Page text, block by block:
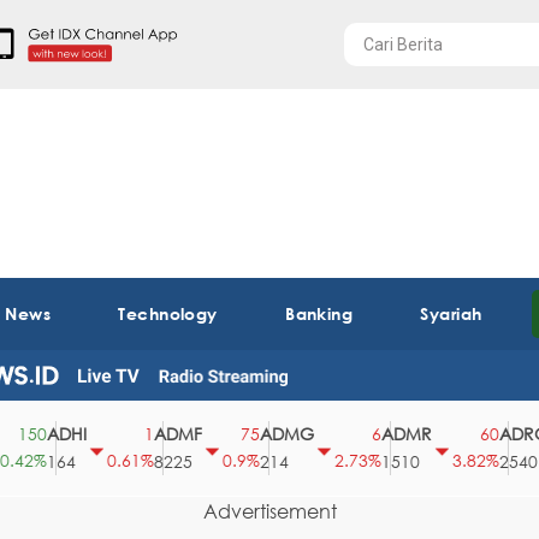
Technology Banking Syariah
150ADHI
164
0.61%
ADMF
8225
0.9%
ADMG
214
2.73%
ADMR
1510
3.82%
ADRO
2540
Advertisement